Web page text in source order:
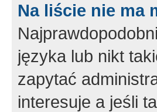
Na liście nie ma
języka lub nikt
zapytać
interesuje a jeśli